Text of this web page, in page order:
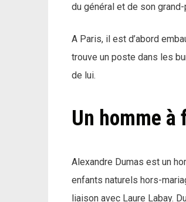
du général et de son
A Paris, il est d’abord
trouve un poste dans les
de lui.
Un homme à
Alexandre Dumas est un
enfants naturels hors-
liaison avec Laure Labay.